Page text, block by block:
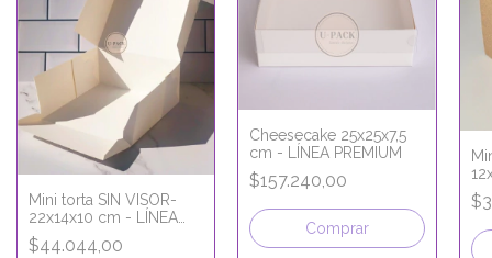
Mini torta SIN VISOR-
22x14x10 cm - LÍNEA
PREMIUM
$44.044,00
Cheesecake 25x25x7,5
cm - LÍNEA PREMIUM
$157.240,00
Comprar